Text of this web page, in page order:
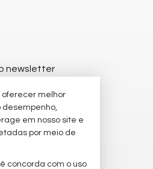
newsletter
melhor
desempenho,
em nosso site e
por meio de
concorda com o uso